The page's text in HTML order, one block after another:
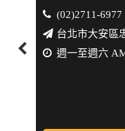
(02)2711-
台北市大安區
週一至週六